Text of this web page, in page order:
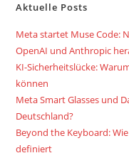
Aktuelle Posts
Meta startet Muse Code:
OpenAI und Anthropic
KI-Sicherheitslücke:
können
Meta Smart Glasses und
Deutschland?
Beyond the Keyboard:
definiert